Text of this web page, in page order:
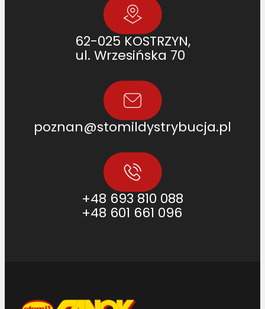
62-025 KOSTRZYN,
ul. Wrzesińska 70
poznan@stomildystrybucja.pl
+48 693 810 088
+48 601 661 096